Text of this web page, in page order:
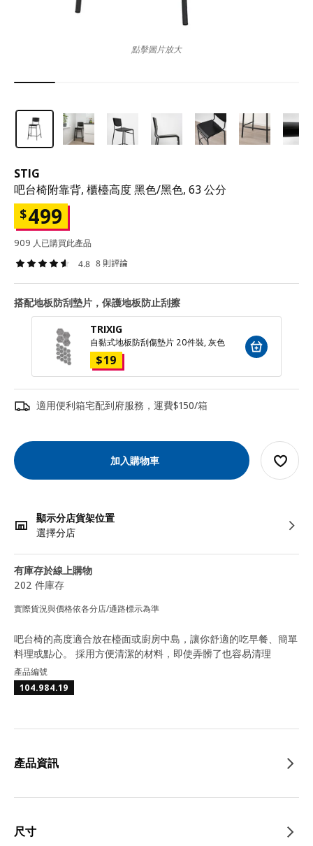
STIG
吧台椅附靠背, 櫃檯高度 黑色/黑色, 63 公分
$499
909 人已購買此產品
4.8 8 則評論
搭配地板防刮墊片，保護地板防止刮擦
TRIXIG
自黏式地板防刮傷墊片 20件裝, 灰色
$19
適用便利箱宅配到府服務，運費$150/箱
加入購物車
顯示分店貨架位置
選擇分店
有庫存於線上購物
202 件庫存
實際貨況與價格依各分店/通路標示為準
點擊圖片放大
吧台椅的高度適合放在檯面或廚房中島，讓你舒適的吃早餐、簡單
料理或點心。 採用方便清潔的材料，即使弄髒了也容易清理
產品編號
104.984.19
產品資訊
尺寸